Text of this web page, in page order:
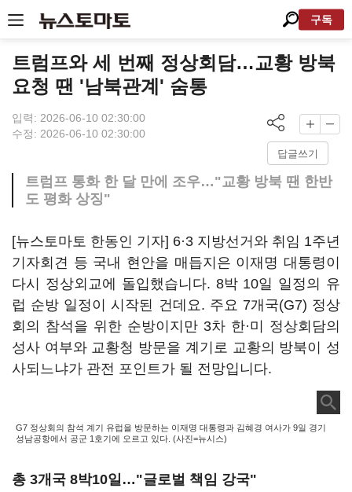
구독
트럼프와 세 번째 정상회담…교황 방북
요청 땐 '남북관계' 숨통
입력: 2026-06-10 02:30:00
수정: 2026-06-10 02:30:00
답글쓰기
트럼프 통화 한 달 만에 조우…"교황 방북 땐 한반
도 평화 상징"
[뉴스토마토 한동인 기자] 6·3 지방선거와 취임 1주년
기자회견 등 국내 현안을 매듭지은 이재명 대통령이
다시 정상외교에 돌입했습니다. 8박 10일 일정의 유
럽 순방 일정이 시작된 건데요. 주요 7개국(G7) 정상
회의 참석을 위한 순방이지만 3차 한·미 정상회담의
성사 여부와 교황청 방문을 계기로 교황의 방북이 성
사되느냐가 관전 포인트가 될 전망입니다.
G7 정상회의 참석 계기 유럽을 방문하는 이재명 대통령과 김혜경 여사가 9일 경기
성남공항에서 공군 1호기에 오르고 있다. (사진=뉴시스)
총 3개국 8박10일…"글로벌 책임 강국"